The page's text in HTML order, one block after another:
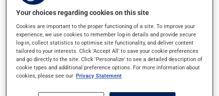
mêmes rapidement, sans intervention. Si vous croyez
que ce produit est la cause d'un problème qui vous
incommode, n'hésitez pas à en parler avec vos
professionnels de la santé. Ils pourront vous aider à
déterminer si votre traitement en est la source et, au
besoin, vous aider à bien gérer la situation.
Your choices regarding cookies on this site
Cookies are important to the proper functioning of a site. To improve your
experience, we use cookies to remember log-in details and provide secure
log-in, collect statistics to optimise site functionality, and deliver content
tailored to your interests. Click 'Accept All' to save your cookie preferences
and go directly to the site. Click 'Personalize' to see a detailed description of
cookie types and additional preference options. For more information about
cookies, please see our Privacy Statement